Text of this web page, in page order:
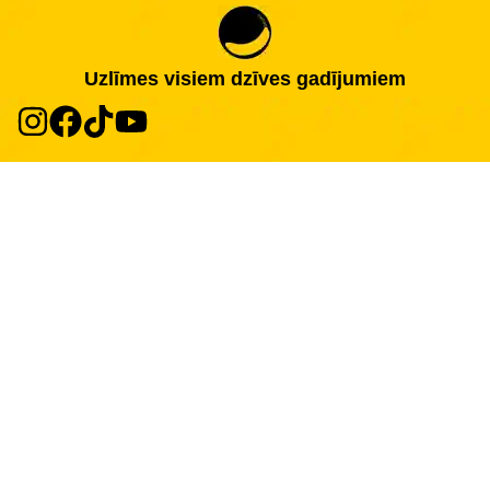
Uzlīmes visiem dzīves gadījumiem